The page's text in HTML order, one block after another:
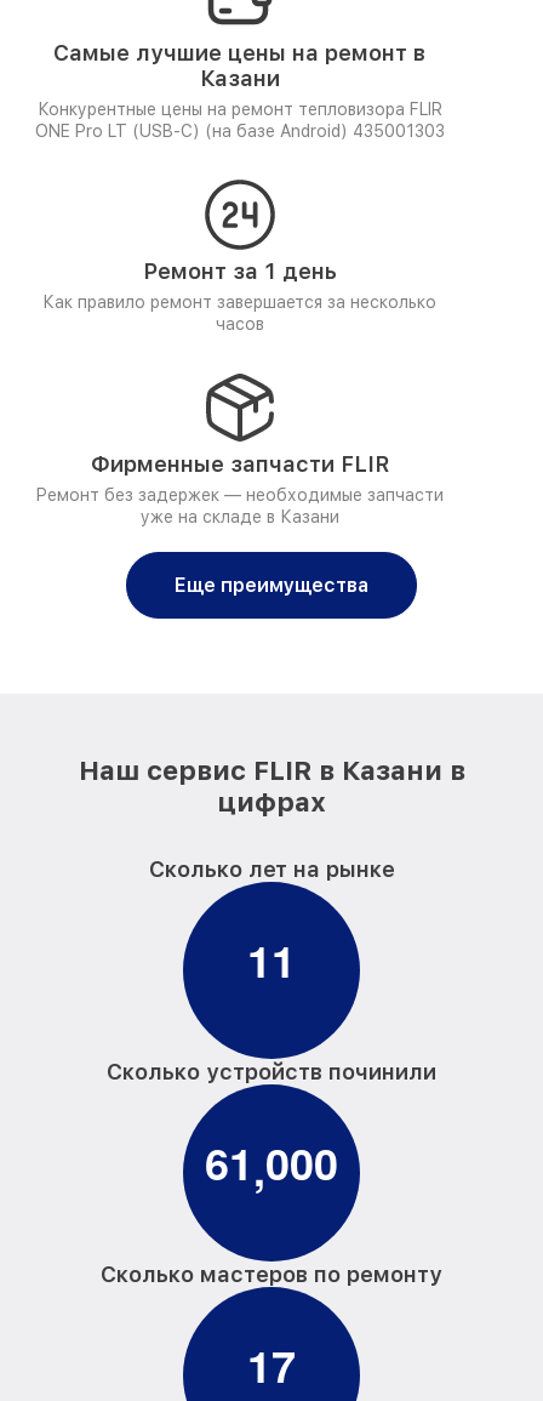
Самые лучшие цены на ремонт в
Казани
Конкурентные цены на ремонт тепловизора FLIR
ONE Pro LT (USB-C) (на базе Android) 435001303
Ремонт за 1 день
Как правило ремонт завершается за несколько
часов
Фирменные запчасти FLIR
Ремонт без задержек — необходимые запчасти
уже на складе в Казани
Еще преимущества
Наш сервис FLIR в Казани в
цифрах
Сколько лет на рынке
11
Сколько устройств починили
61,000
Сколько мастеров по ремонту
17